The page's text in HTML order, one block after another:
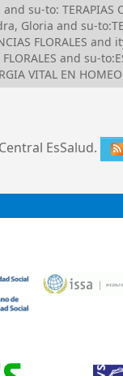
su-to: TERAPIAS
Gloria and su-
FLORALES
and su-
VITAL EN
EsSalud.